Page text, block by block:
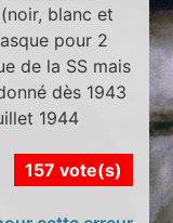
blanc et
pour 2
de la SS mais
dès 1943
1944
157 vote(s)